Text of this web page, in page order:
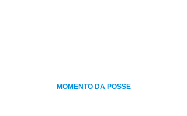
MOMENTO DA POSSE